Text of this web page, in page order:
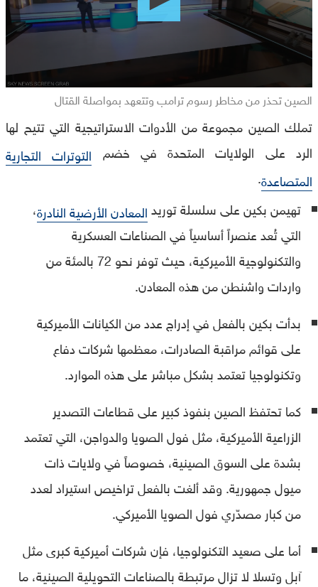
الصين تحذر من مخاطر رسوم ترامب وتتعهد بمواصلة القتال
تملك الصين مجموعة من الأدوات الاستراتيجية التي تتيح لها
الرد على الولايات المتحدة في خضم التوترات التجارية
المتصاعدة.
تهيمن بكين على سلسلة توريدالمعادن الأرضية النادرة،
التي تُعد عنصراً أساسياً في الصناعات العسكرية
والتكنولوجية الأميركية، حيث توفر نحو 72 بالمئة من
واردات واشنطن من هذه المعادن.
بدأت بكين بالفعل في إدراج عدد من الكيانات الأميركية
على قوائم مراقبة الصادرات، معظمها شركات دفاع
وتكنولوجيا تعتمد بشكل مباشر على هذه الموارد.
كما تحتفظ الصين بنفوذ كبير على قطاعات التصدير
الزراعية الأميركية، مثل فول الصويا والدواجن، التي تعتمد
بشدة على السوق الصينية، خصوصاً في ولايات ذات
ميول جمهورية. وقد ألغت بالفعل تراخيص استيراد لعدد
من كبار مصدّري فول الصويا الأميركي.
أما على صعيد التكنولوجيا، فإن شركات أميركية كبرى مثل
آبل وتسلا لا تزال مرتبطة بالصناعات التحويلية الصينية، ما